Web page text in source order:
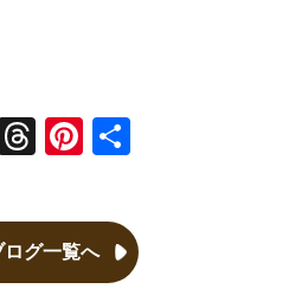
Threads Pinterest
ログ一覧へ